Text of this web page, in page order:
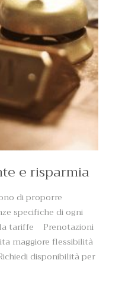
e risparmia
di proporre
specifiche di ogni
tariffe Prenotazioni
maggiore flessibilità
disponibilità per